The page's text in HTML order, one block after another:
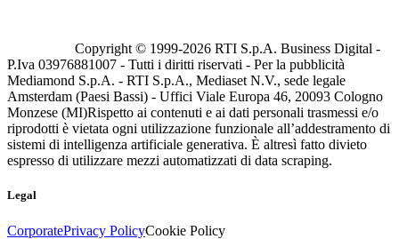
Copyright © 1999-2026 RTI S.p.A. Business Digital -
P.Iva 03976881007 - Tutti i diritti riservati - Per la pubblicità
Mediamond S.p.A. - RTI S.p.A., Mediaset N.V., sede legale
Amsterdam (Paesi Bassi) - Uffici Viale Europa 46, 20093 Cologno
Monzese (MI)Rispetto ai contenuti e ai dati personali trasmessi e/o
riprodotti è vietata ogni utilizzazione funzionale all’addestramento di
sistemi di intelligenza artificiale generativa. È altresì fatto divieto
espresso di utilizzare mezzi automatizzati di data scraping.
Legal
CorporatePrivacy PolicyCookie Policy